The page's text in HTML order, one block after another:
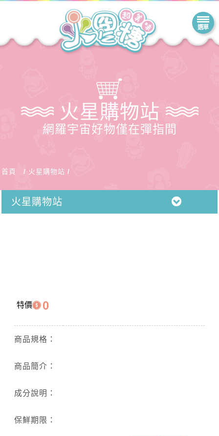
火星購物站
網羅宇宙好物僅在彈指間
首頁 火星購物站
火星購物站
特價 0
商品規格：
商品簡介：
成分說明：
保鮮期限：